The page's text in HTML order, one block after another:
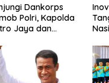
Dankorps
Polri, Kapolda
Jaya dan
Soliditas TNI-